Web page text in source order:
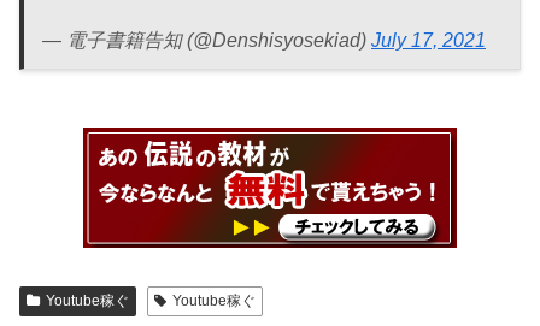
— 電子書籍告知 (@Denshisyosekiad) July 17, 2021
Youtube稼ぐ Youtube稼ぐ